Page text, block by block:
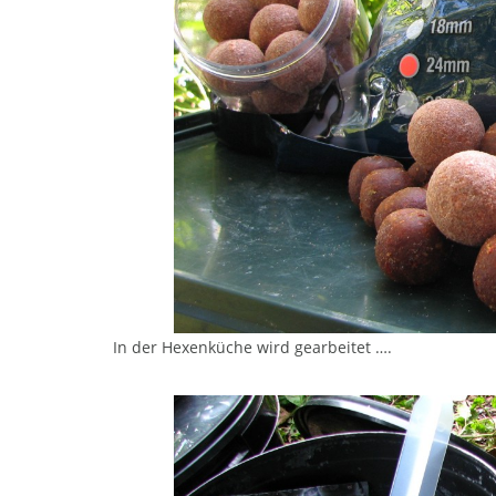
In der Hexenküche wird gearbeitet ….